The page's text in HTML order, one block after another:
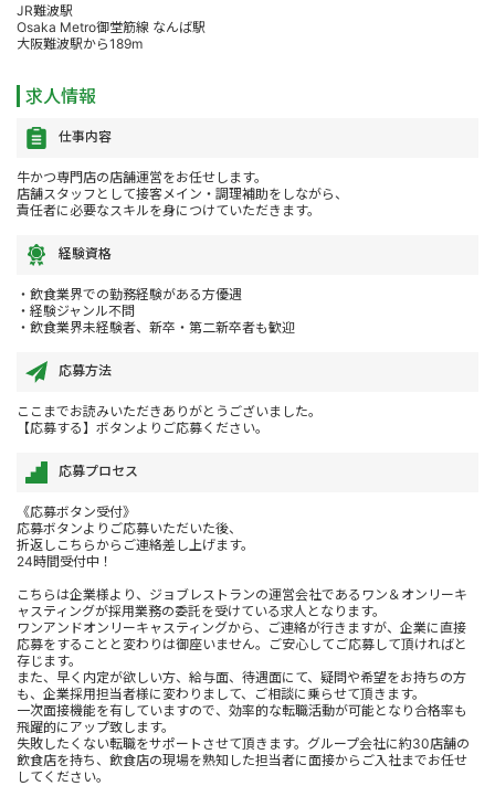
JR難波駅
Osaka Metro御堂筋線 なんば駅
大阪難波駅から189m
求人情報
仕事内容
牛かつ専門店の店舗運営をお任せします。
店舗スタッフとして接客メイン・調理補助をしながら、
責任者に必要なスキルを身につけていただきます。
経験資格
・飲食業界での勤務経験がある方優遇
・経験ジャンル不問
・飲食業界未経験者、新卒・第二新卒者も歓迎
応募方法
ここまでお読みいただきありがとうございました。
【応募する】ボタンよりご応募ください。
応募プロセス
《応募ボタン受付》
応募ボタンよりご応募いただいた後、
折返しこちらからご連絡差し上げます。
24時間受付中！
こちらは企業様より、ジョブレストランの運営会社であるワン＆オンリーキ
ャスティングが採用業務の委託を受けている求人となります。
ワンアンドオンリーキャスティングから、ご連絡が行きますが、企業に直接
応募をすることと変わりは御座いません。ご安心してご応募して頂ければと
存じます。
また、早く内定が欲しい方、給与面、待遇面にて、疑問や希望をお持ちの方
も、企業採用担当者様に変わりまして、ご相談に乗らせて頂きます。
一次面接機能を有していますので、効率的な転職活動が可能となり合格率も
飛躍的にアップ致します。
失敗したくない転職をサポートさせて頂きます。グループ会社に約30店舗の
飲食店を持ち、飲食店の現場を熟知した担当者に面接からご入社までお任せ
してください。